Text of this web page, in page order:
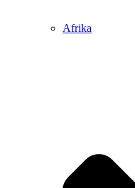
Afrika